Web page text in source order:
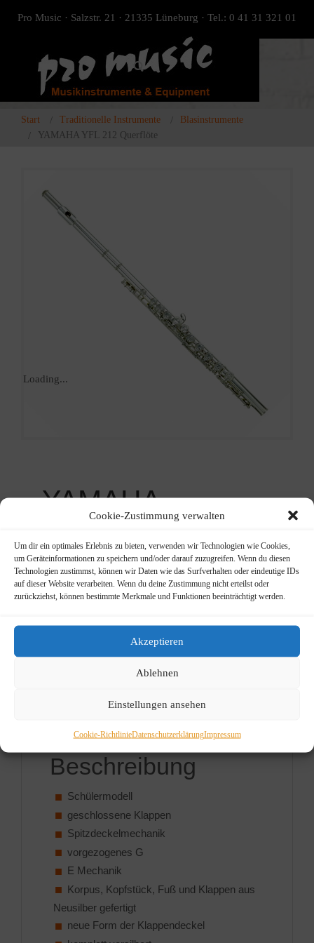
Cookie-Zustimmung verwalten
Um dir ein optimales Erlebnis zu bieten, verwenden wir Technologien wie Cookies,
um Geräteinformationen zu speichern und/oder darauf zuzugreifen. Wenn du diesen
Technologien zustimmst, können wir Daten wie das Surfverhalten oder eindeutige IDs
auf dieser Website verarbeiten. Wenn du deine Zustimmung nicht erteilst oder
zurückziehst, können bestimmte Merkmale und Funktionen beeinträchtigt werden.
Akzeptieren
Ablehnen
Einstellungen ansehen
Cookie-RichtlinieDatenschutzerklärungImpressum
Pro Music · Salzstr. 21 · 21335 Lüneburg · Tel.: 0 41 31 321 01
Start Traditionelle Instrumente
Blasinstrumente
YAMAHA YFL 212 Querflöte
Loading...
YAMAHA
YFL 212
Querflöte
Ursprünglicher
Preis
575,00€Aktueller
Preis
669,00€
Anfrage
InfoKategorie:
Schlagwörter:
Beschreibung
Schülermodell
geschlossene Klappen
Spitzdeckelmechanik
vorgezogenes G
E Mechanik
Korpus, Kopfstück, Fuß und Klappen aus
Neusilber gefertigt
neue Form der Klappendeckel